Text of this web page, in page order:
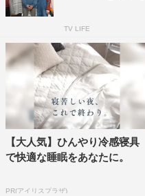
『パパとなっちゃんのお弁当』
番組情報
『パパとなっちゃんのお弁
日本テレビ系
毎週月～金曜『ZIP！』
公式HP：https://
TV LIFE
【大人気】ひんやり冷感寝具
で快適な睡眠をあなたに。
PR(アイリスプラザ)